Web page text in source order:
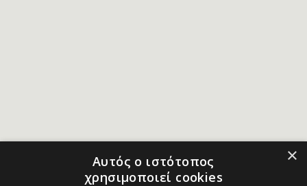
×
Αυτός ο ιστότοπος
χρησιμοποιεί cookies